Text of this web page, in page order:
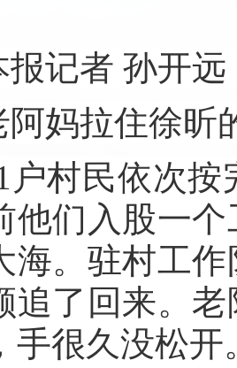
报记者 孙开远
阿妈拉住徐昕
户村民依次
他们入股一
海。驻村工
追了回来。
手很久没松开